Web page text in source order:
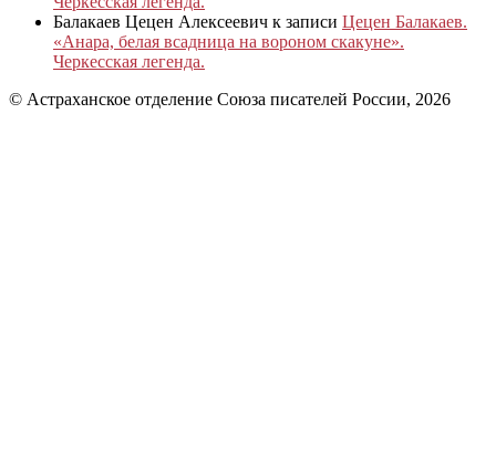
Балакаев Цецен Алексеевич к записи Цецен Балакаев.
«Анара, белая всадница на вороном скакуне».
Черкесская легенда.
© Астраханское отделение Союза писателей России, 2026